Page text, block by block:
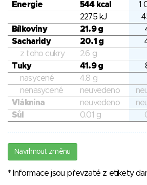
Energie 544 kcal 1
2275 kJ
Bílkoviny
21.9 g
Sacharidy
20.1 g
z toho cukry
2.6 g
Tuky
41.9 g
nasycené
4.8 g
nenasycené
neuvedeno
Vláknina
neuvedeno
Sůl
0.01 g
Navrhnout změnu
* Informace jsou převzaté z etikety